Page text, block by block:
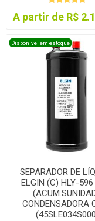
A partir de R$
Disponível em estoque
SEPARADOR DE
ELGIN (C) HLY-
CONDENSADORA